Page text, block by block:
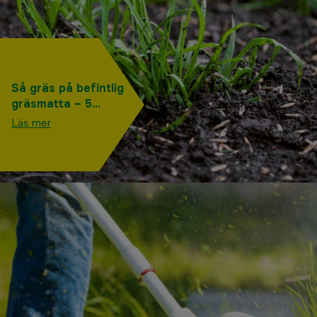
Så gräs på befintlig
gräsmatta – 5
enkla steg
Läs mer